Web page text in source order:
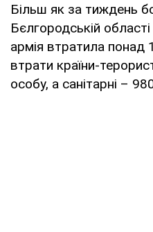
Більш як за тиждень
Бєлгородській
армія втратила понад
втрати країни-
особу, а санітарні –